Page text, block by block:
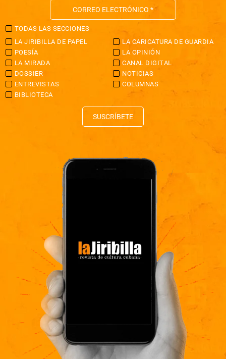
TODAS LAS SECCIONES
LA JIRIBILLA DE PAPEL
LA CARICATURA DE GUARDIA
POESÍA
LA OPINIÓN
LA MIRADA
CANAL DIGITAL
DOSSIER
NOTICIAS
ENTREVISTAS
COLUMNAS
BIBLIOTECA
SUSCRÍBETE